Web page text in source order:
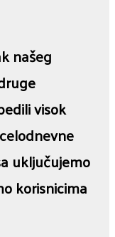
našeg
visok
uključujemo
korisnicima